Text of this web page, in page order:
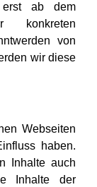
erst ab dem
konkreten
von
wir diese
Webseiten
haben.
Inhalte auch
Inhalte der